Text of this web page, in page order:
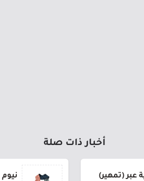
أخبار ذات صلة
عبر (تمهير)